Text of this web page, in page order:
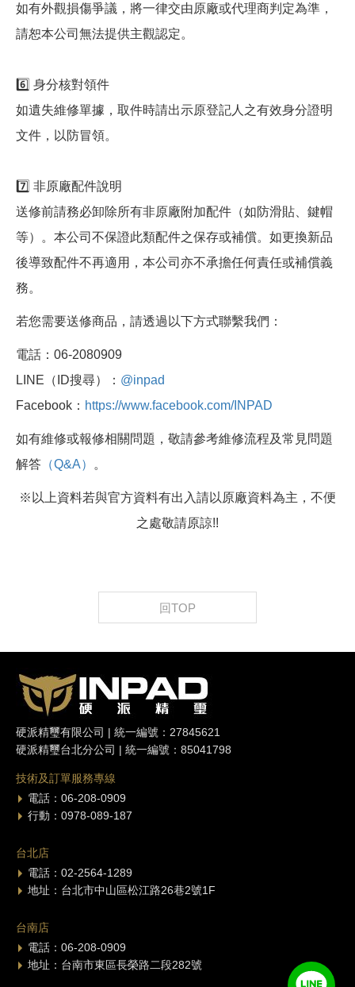
如有外觀損傷爭議，將一律交由原廠或代理商判定為準，
請恕本公司無法提供主觀認定。
6️⃣ 身分核對領件
如遺失維修單據，取件時請出示原登記人之有效身分證明
文件，以防冒領。
7️⃣ 非原廠配件說明
送修前請務必卸除所有非原廠附加配件（如防滑貼、鍵帽
等）。本公司不保證此類配件之保存或補償。如更換新品
後導致配件不再適用，本公司亦不承擔任何責任或補償義
務。
若您需要送修商品，請透過以下方式聯繫我們：
電話：06-2080909
LINE（ID搜尋）： @inpad
Facebook： https://www.facebook.com/INPAD
如有維修或報修相關問題，敬請參考維修流程及常見問題
解答 （Q&A） 。
※以上資料若與官方資料有出入請以原廠資料為主，不便
之處敬請原諒!!
回TOP
硬派精璽有限公司 | 統一編號：27845621
硬派精璽台北分公司 | 統一編號：85041798
技術及訂單服務專線
電話：06-208-0909
行動：0978-089-187
台北店
電話：02-2564-1289
地址：台北市中山區松江路26巷2號1F
台南店
電話：06-208-0909
地址：台南市東區長榮路二段282號